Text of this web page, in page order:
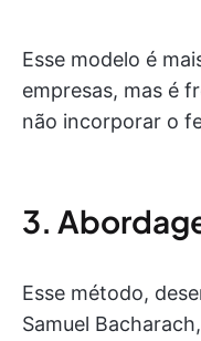
Esse modelo é
empresas, mas é
não incorporar o
3.
Esse método,
Samuel